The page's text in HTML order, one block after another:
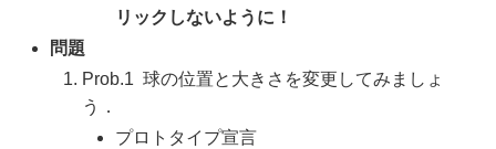
リックしないように！
問題
Prob.1 球の位置と大きさを変更してみましょ
う．
プロトタイプ宣言